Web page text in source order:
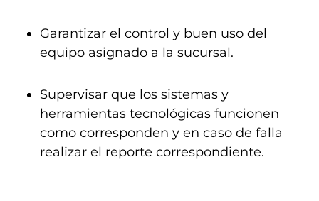
Garantizar el control y buen uso del
equipo asignado a la sucursal.
Supervisar que los sistemas y
herramientas tecnológicas funcionen
como corresponden y en caso de falla
realizar el reporte correspondiente.